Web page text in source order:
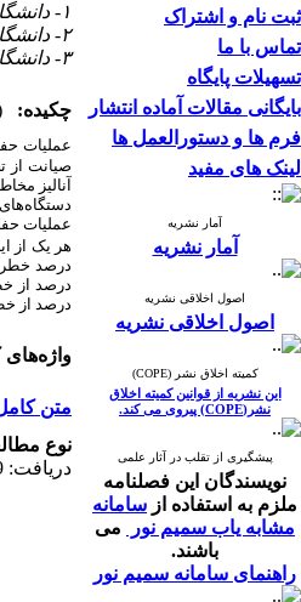
ثبت نام و اشتراک
تماس با ما
تسهیلات پایگاه
بایگانی مقالات آماده انتشار
فرم ها و دستورالعمل ها
لینک های مفید
آمار نشریه
آمار نشریه
اصول اخلاقی نشریه
اصول اخلاقی نشریه
کمیته اخلاق نشر (COPE)
این نشریه از قوانین کمیته اخلاق
نشر(COPE) پیروی می کند.
پیشگیری از تقلب در آثار علمی
نویسندگان این فصلنامه
ملزم به استفاده از سامانه
مشابه یاب سمیم نور
می
باشند.
راهنمای سامانه سمیم نور
۱- دانشگاه شهید عباسپور
۲- دانشگاه علوم پزشکی همدان
۳- دانشگاه آزاد اسلامی واحد علوم تحقیقات ،
چکیده:
عملیات
صیانت از
آنالیز
عملیات
هر یک از
درصد
درصد از
درصد از
واژه‌های
متن
نوع
دریافت: 1392/6/19 | پذیرش: 1392/12/9 | انتشار: 1397/7/4